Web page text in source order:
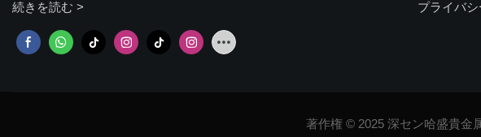
続きを読む >
プライバ
著作権 © 2025 深セン哈盛貴金